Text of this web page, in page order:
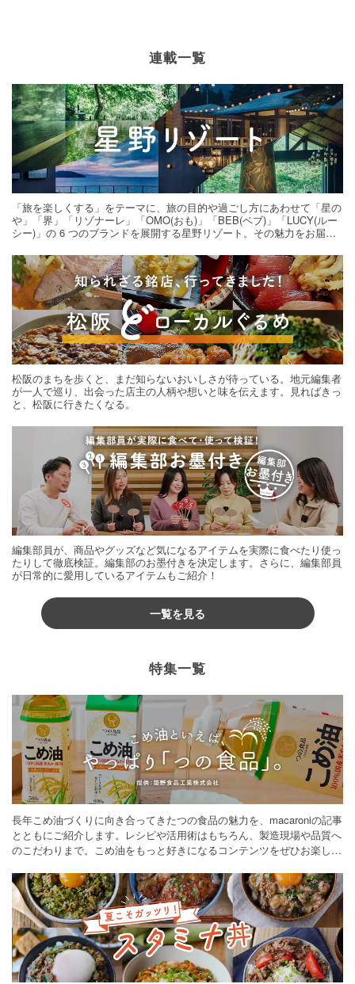
連載一覧
「旅を楽しくする」をテーマに、旅の目的や過ごし方にあわせて「星の
や」「界」「リゾナーレ」「OMO(おも)」「BEB(ベブ)」「LUCY(ルー
シー)」の 6 つのブランドを展開する星野リゾート。その魅力をお届け
松阪のまちを歩くと、まだ知らないおいしさが待っている。地元編集者
が一人で巡り、出会った店主の人柄や想いと味を伝えます。見ればきっ
と、松阪に行きたくなる。
編集部員が、商品やグッズなど気になるアイテムを実際に食べたり使っ
たりして徹底検証。編集部のお墨付きを決定します。さらに、編集部員
が日常的に愛用しているアイテムもご紹介！
一覧を見る
特集一覧
長年こめ油づくりに向き合ってきたつの食品の魅力を、macaroniの記事
とともにご紹介します。レシピや活用術はもちろん、製造現場や品質へ
のこだわりまで。こめ油をもっと好きになるコンテンツをぜひお楽しみ